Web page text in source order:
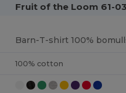
Fruit of the Loom 61-
Barn-T-shirt 100%
100% cotton